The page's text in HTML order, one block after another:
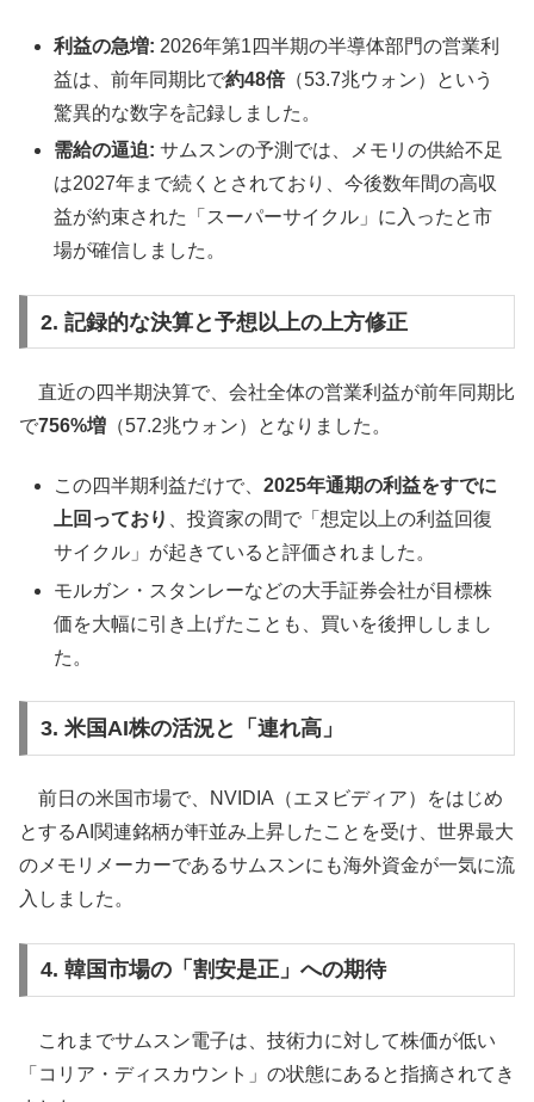
利益の急増: 2026年第1四半期の半導体部門の営業利
益は、前年同期比で約48倍（53.7兆ウォン）という
驚異的な数字を記録しました。
需給の逼迫: サムスンの予測では、メモリの供給不足
は2027年まで続くとされており、今後数年間の高収
益が約束された「スーパーサイクル」に入ったと市
場が確信しました。
2. 記録的な決算と予想以上の上方修正
直近の四半期決算で、会社全体の営業利益が前年同期比
で756%増 （57.2兆ウォン）となりました。
この四半期利益だけで、2025年通期の利益をすでに
上回っており 、投資家の間で「想定以上の利益回復
サイクル」が起きていると評価されました。
モルガン・スタンレーなどの大手証券会社が目標株
価を大幅に引き上げたことも、買いを後押ししまし
た。
3. 米国AI株の活況と「連れ高」
前日の米国市場で、NVIDIA（エヌビディア）をはじめ
とするAI関連銘柄が軒並み上昇したことを受け、世界最大
のメモリメーカーであるサムスンにも海外資金が一気に流
入しました。
4. 韓国市場の「割安是正」への期待
これまでサムスン電子は、技術力に対して株価が低い
「コリア・ディスカウント」の状態にあると指摘されてき